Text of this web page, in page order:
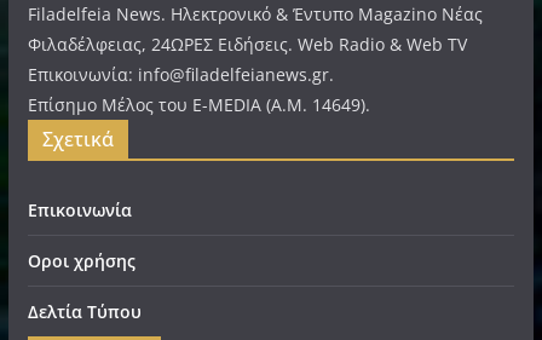
Filadelfeia News. Ηλεκτρονικό & Έντυπο Magazino Νέας
Φιλαδέλφειας, 24ΩΡΕΣ Ειδήσεις. Web Radio & Web TV
Επικοινωνία: info@filadelfeianews.gr.
Επίσημο Μέλος του E-MEDIA (A.M. 14649).
Σχετικά
Επικοινωνία
Οροι χρήσης
Δελτία Τύπου